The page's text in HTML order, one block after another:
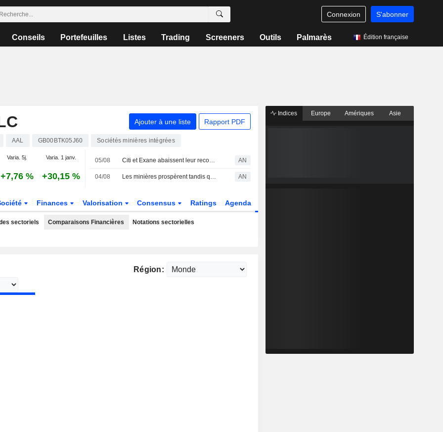
Connexion S'abonner
Conseils Portefeuilles Listes Trading Screeners Outils Palmarès Édition française
Ajouter à une liste Rapport PDF
AAL GB00BTK05J60 Sociétés minières intégrées
Varia. 5j. Varia. 1 janv.
+7,76 % +30,15 %
05/08 Citi et Exane abaissent leur recommandation sur HSBC ; LBBW dégrade Vodafone AN
04/08 Les minières prospèrent tandis que le pétrole chute face aux espoirs de paix AN
Finances Valorisation Consensus Ratings Agenda
sectoriels Comparaisons Financières Notations sectorielles
Région:
Indices Europe Amériques Asie